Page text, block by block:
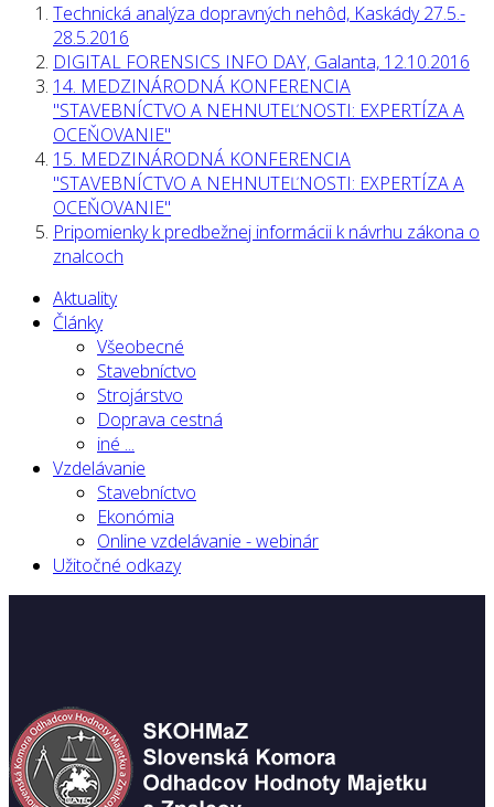
Technická analýza dopravných nehôd, Kaskády 27.5.-
28.5.2016
DIGITAL FORENSICS INFO DAY, Galanta, 12.10.2016
14. МЕDZINÁRODNÁ KONFERENCIA
"STAVEBNÍCTVO A NEHNUTEĽNOSTI: EXPERTÍZA A
OCEŇOVANIE"
15. МЕDZINÁRODNÁ KONFERENCIA
"STAVEBNÍCTVO A NEHNUTEĽNOSTI: EXPERTÍZA A
OCEŇOVANIE"
Pripomienky k predbežnej informácii k návrhu zákona o
znalcoch
Aktuality
Články
Všeobecné
Stavebníctvo
Strojárstvo
Doprava cestná
iné ...
Vzdelávanie
Stavebníctvo
Ekonómia
Online vzdelávanie - webinár
Užitočné odkazy